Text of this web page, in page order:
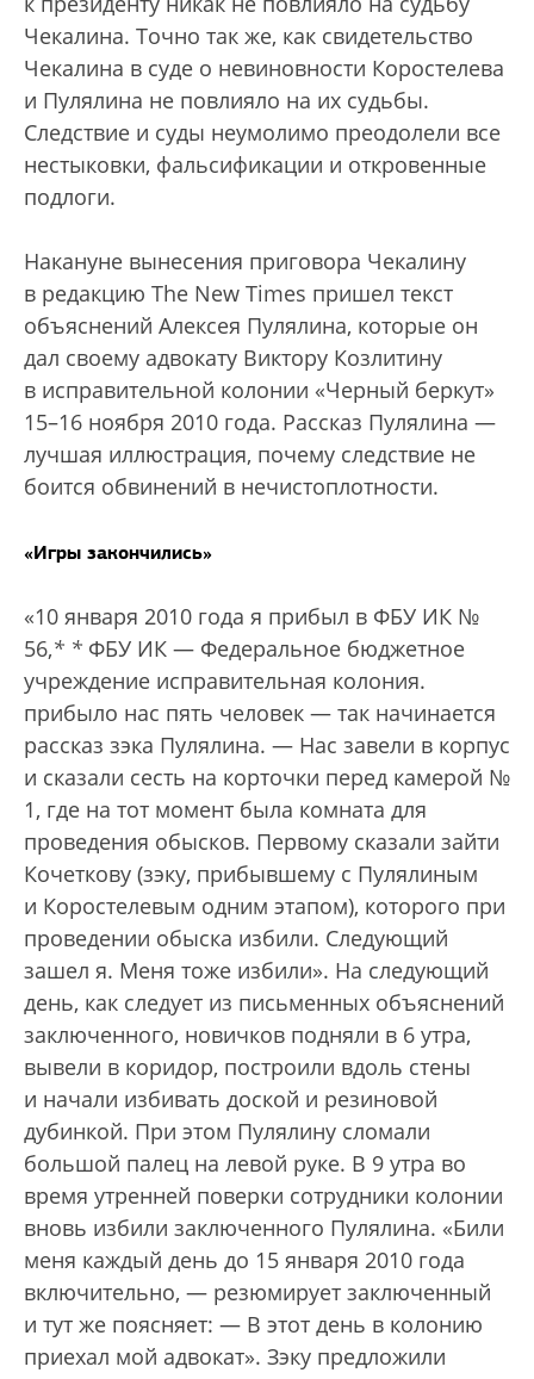
Чекалина. Точно так же, как свидетельство
Чекалина в суде о невиновности Коростелева
и Пулялина не повлияло на их судьбы.
Следствие и суды неумолимо преодолели все
нестыковки, фальсификации и откровенные
подлоги.
Накануне вынесения приговора Чекалину
в редакцию The New Times пришел текст
объяснений Алексея Пулялина, которые он
дал своему адвокату Виктору Козлитину
в исправительной колонии «Черный беркут»
15–16 ноября 2010 года. Рассказ Пулялина —
лучшая иллюстрация, почему следствие не
боится обвинений в нечистоплотности.
«Игры закончились»
«10 января 2010 года я прибыл в ФБУ ИК №
56,* * ФБУ ИК — Федеральное бюджетное
учреждение исправительная колония.
прибыло нас пять человек — так начинается
рассказ зэка Пулялина. — Нас завели в корпус
и сказали сесть на корточки перед камерой №
1, где на тот момент была комната для
проведения обысков. Первому сказали зайти
Кочеткову (зэку, прибывшему с Пулялиным
и Коростелевым одним этапом), которого при
проведении обыска избили. Следующий
зашел я. Меня тоже избили». На следующий
день, как следует из письменных объяснений
заключенного, новичков подняли в 6 утра,
вывели в коридор, построили вдоль стены
и начали избивать доской и резиновой
дубинкой. При этом Пулялину сломали
большой палец на левой руке. В 9 утра во
время утренней поверки сотрудники колонии
вновь избили заключенного Пулялина. «Били
меня каждый день до 15 января 2010 года
включительно, — резюмирует заключенный
и тут же поясняет: — В этот день в колонию
приехал мой адвокат». Зэку предложили